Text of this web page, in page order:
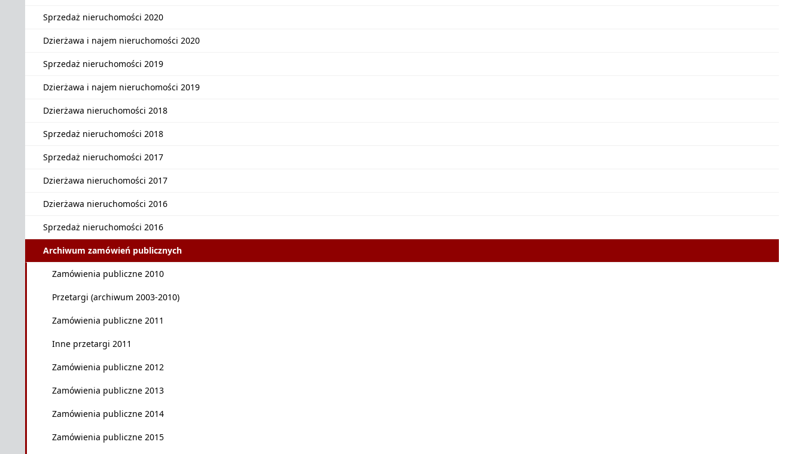
Sprzedaż nieruchomości 2020
Dzierżawa i najem nieruchomości 2020
Sprzedaż nieruchomości 2019
Dzierżawa i najem nieruchomości 2019
Dzierżawa nieruchomości 2018
Sprzedaż nieruchomości 2018
Sprzedaż nieruchomości 2017
Dzierżawa nieruchomości 2017
Dzierżawa nieruchomości 2016
Sprzedaż nieruchomości 2016
Archiwum zamówień publicznych
Zamówienia publiczne 2010
Przetargi (archiwum 2003-2010)
Zamówienia publiczne 2011
Inne przetargi 2011
Zamówienia publiczne 2012
Zamówienia publiczne 2013
Zamówienia publiczne 2014
Zamówienia publiczne 2015